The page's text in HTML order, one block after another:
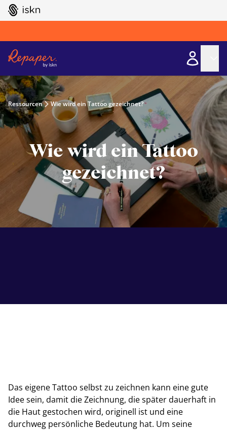
GO TO ISKN HOME
Ressourcen Wie wird ein Tattoo gezeichnet?
Wie wird ein Tattoo
gezeichnet?
Das eigene Tattoo selbst zu zeichnen kann eine gute
Idee sein, damit die Zeichnung, die später dauerhaft in
die Haut gestochen wird, originell ist und eine
durchweg persönliche Bedeutung hat. Um seine